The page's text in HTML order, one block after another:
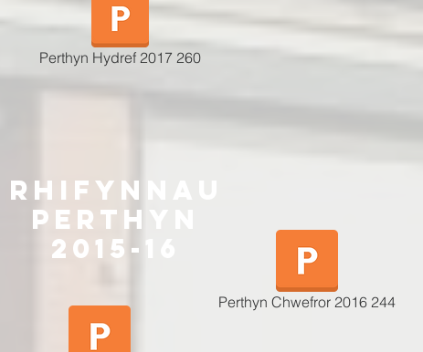
Perthyn Hydref 2017 260
Perthyn Chwefror 2016 244
rhifynNau
Perthyn
2015-16